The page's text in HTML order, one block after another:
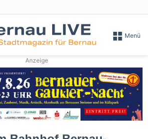
Menü
Anzeige